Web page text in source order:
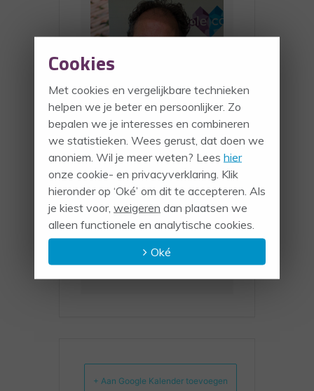
ORGANISATOR
PETER TEN BUUREN
TELEFOON
+31629091861
EMAIL
peter@peoplecoachin
+ Aan Google Kalender toevoegen
Cookies
Met cookies en vergelijkbare technieken
helpen we je beter en persoonlijker. Zo
bepalen we je interesses en combineren
we statistieken. Wees gerust, dat doen we
anoniem. Wil je meer weten? Lees hier
onze cookie- en privacyverklaring. Klik
hieronder op ‘Oké’ om dit te accepteren. Als
je kiest voor, weigeren dan plaatsen we
alleen functionele en analytische cookies.
Oké